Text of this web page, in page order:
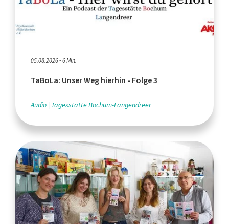
05.08.2026 - 6 Min.
TaBoLa: Unser Weg hierhin - Folge 3
Audio Tagesstätte Bochum-Langendreer